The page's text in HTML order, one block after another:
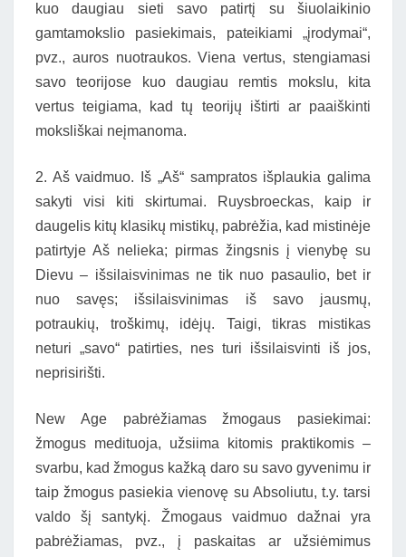
kuo daugiau sieti savo patirtį su šiuolaikinio
gamtamokslio pasiekimais, pateikiami „įrodymai“,
pvz., auros nuotraukos. Viena vertus, stengiamasi
savo teorijose kuo daugiau remtis mokslu, kita
vertus teigiama, kad tų teorijų ištirti ar paaiškinti
moksliškai neįmanoma.
2. Aš vaidmuo. Iš „Aš“ sampratos išplaukia galima
sakyti visi kiti skirtumai. Ruysbroeckas, kaip ir
daugelis kitų klasikų mistikų, pabrėžia, kad mistinėje
patirtyje Aš nelieka; pirmas žingsnis į vienybę su
Dievu – išsilaisvinimas ne tik nuo pasaulio, bet ir
nuo savęs; išsilaisvinimas iš savo jausmų,
potraukių, troškimų, idėjų. Taigi, tikras mistikas
neturi „savo“ patirties, nes turi išsilaisvinti iš jos,
neprisirišti.
New Age pabrėžiamas žmogaus pasiekimai:
žmogus medituoja, užsiima kitomis praktikomis –
svarbu, kad žmogus kažką daro su savo gyvenimu ir
taip žmogus pasiekia vienovę su Absoliutu, t.y. tarsi
valdo šį santykį. Žmogaus vaidmuo dažnai yra
pabrėžiamas, pvz., į paskaitas ar užsiėmimus